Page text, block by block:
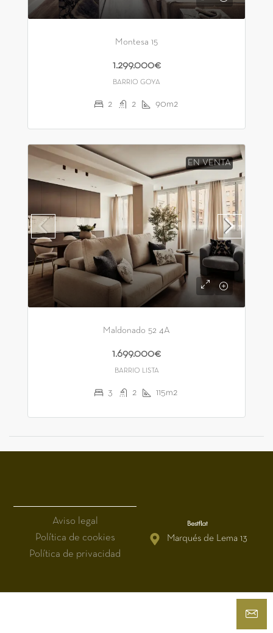
Montesa 15
1.299.000€
BARRIO GOYA
2 2 90m2
EN VENTA
Maldonado 52 4A
1.699.000€
BARRIO LISTA
3 2 115m2
Marqués de Lema 13
Aviso legal
Política de cookies
Política de privacidad